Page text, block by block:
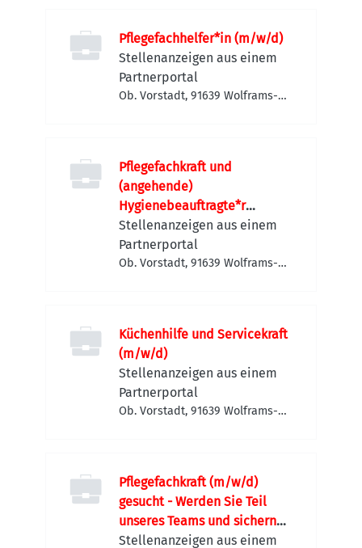
Pflegefachhelfer*in (m/w/d)
Stellenanzeigen aus einem
Partnerportal
Ob. Vorstadt, 91639 Wolframs-
Pflegefachkraft und
(angehende)
Hygienebeauftragte*r
(m/w/d)
Stellenanzeigen aus einem
Partnerportal
Ob. Vorstadt, 91639 Wolframs-
Küchenhilfe und Servicekraft
(m/w/d)
Stellenanzeigen aus einem
Partnerportal
Ob. Vorstadt, 91639 Wolframs-
Pflegefachkraft (m/w/d)
gesucht - Werden Sie Teil
unseres Teams und sichern
Sie sich 2.000 EUR
Stellenanzeigen aus einem